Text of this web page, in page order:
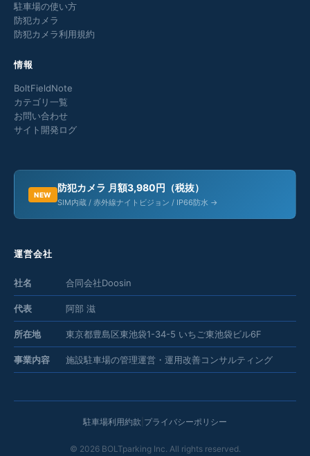
駐車場の使い方
防犯カメラ
防犯カメラ利用規約
情報
BoltFieldNote
カテゴリ一覧
お問い合わせ
サイト開発ログ
NEW
防犯カメラ 月額3,980円（税抜）
SIM内蔵 / 赤外線ナイトビジョン / IP66防水 →
運営会社
社名 合同会社Doosin
代表 阿部 滋
所在地 東京都豊島区東池袋1-34-5 いちご東池袋ビル6F
事業内容 施設駐車場の管理運営・運用改善コンサルティング
駐車場利用約款 プライバシーポリシー
© 2026BOLTparking Inc. All rights reserved.